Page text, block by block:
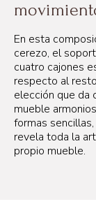
En esta
cerezo, el
cuatro cajones
respecto al
elección que da
mueble
formas
revela toda la
propio mueble.